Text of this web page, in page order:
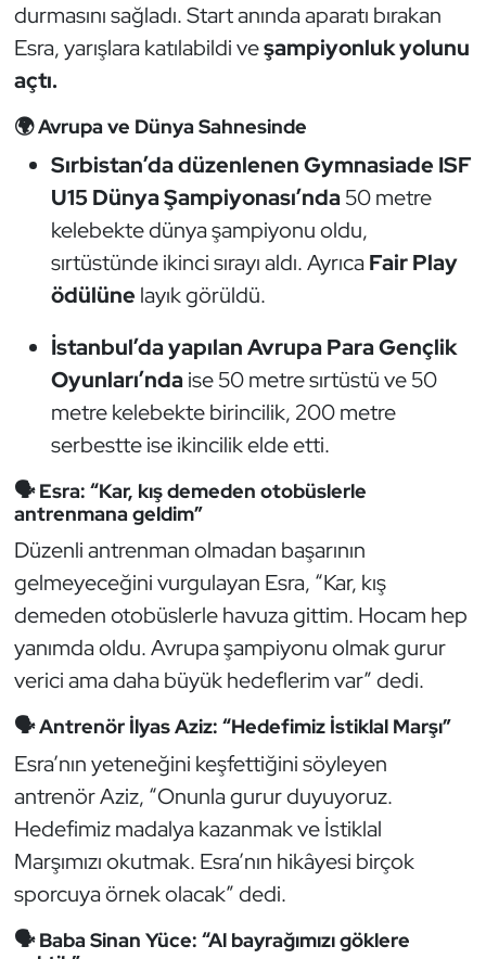
durmasını sağladı. Start anında aparatı bırakan
Esra, yarışlara katılabildi veşampiyonluk yolunu
açtı.
🌍 Avrupa ve Dünya Sahnesinde
Sırbistan’da düzenlenen Gymnasiade ISF
U15 Dünya Şampiyonası’nda50 metre
kelebekte dünya şampiyonu oldu,
sırtüstünde ikinci sırayı aldı. Ayrıca Fair Play
ödülüne layık görüldü.
İstanbul’da yapılan Avrupa Para Gençlik
Oyunları’ndaise 50 metre sırtüstü ve 50
metre kelebekte birincilik, 200 metre
serbestte ise ikincilik elde etti.
🗣️ Esra: “Kar, kış demeden otobüslerle
antrenmana geldim”
Düzenli antrenman olmadan başarının
gelmeyeceğini vurgulayan Esra, “Kar, kış
demeden otobüslerle havuza gittim. Hocam hep
yanımda oldu. Avrupa şampiyonu olmak gurur
verici ama daha büyük hedeflerim var” dedi.
🗣️ Antrenör İlyas Aziz: “Hedefimiz İstiklal Marşı”
Esra’nın yeteneğini keşfettiğini söyleyen
antrenör Aziz, “Onunla gurur duyuyoruz.
Hedefimiz madalya kazanmak ve İstiklal
Marşımızı okutmak. Esra’nın hikâyesi birçok
sporcuya örnek olacak” dedi.
🗣️ Baba Sinan Yüce: “Al bayrağımızı göklere
Kempo
Kick Boks
Kürek
Masa Tenisi
Modern Pentatlon
Motor Sporları
Muay Thai
Okçuluk
Optimist
Oryantiring
Özel Sporcular
Paralimpik
Ragbi
Satranç
Su Topu
Sualtı Sporları
Tekvando
Tenis